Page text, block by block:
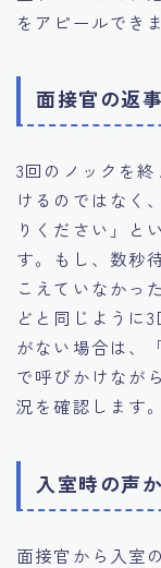
をアピールでき
面接官の返
3回のノックを
けるのではなく
りください」と
す。もし、数秒
こえていなかっ
どと同じように
がない場合は、
で呼びかけなが
況を確認します。
入室時の声
面接官から入室